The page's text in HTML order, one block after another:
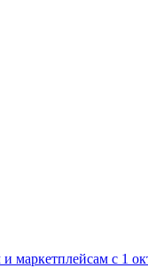
маркетплейсам с 1